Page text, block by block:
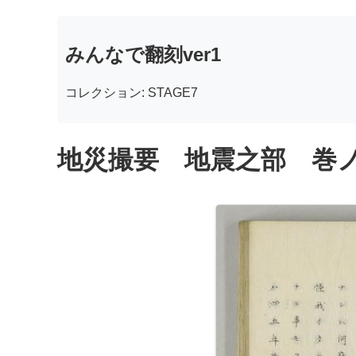
みんなで翻刻ver1
コレクション: STAGE7
地災撮要 地震之部 巻